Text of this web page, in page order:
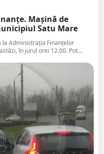
Mașină de
Satu Mare
la Administrația Finanțelor
în jurul orei 12.00. Pot...